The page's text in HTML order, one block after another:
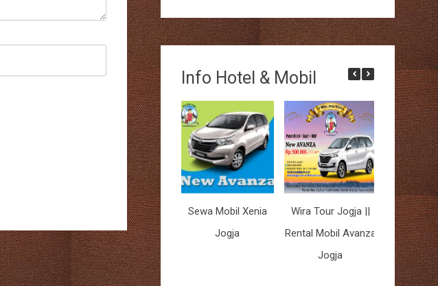
Info Hotel & Mobil
Sewa Mobil Xenia
Jogja
Wira Tour Jogja ||
Rental Mobil Avanza
Jogja
Wira
Sewa